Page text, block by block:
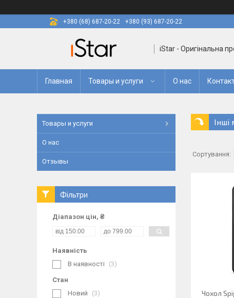
+380 (68) 687-20-22
+380 (93) 687-20-22
iStar - Оригінальна
Главная Товары и услуги О нас
Інші
Чохол
Товары и услуги
О нас
Отзывы
Фільтри
Діапазон цін, ₴
Наявність
В наявності
3
Стан
Новий
3